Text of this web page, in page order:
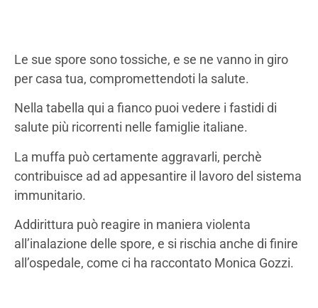
Le sue spore sono tossiche, e se ne vanno in giro
per casa tua, compromettendoti la salute.
Nella tabella qui a fianco puoi vedere i fastidi di
salute più ricorrenti nelle famiglie italiane.
La muffa può certamente aggravarli, perchè
contribuisce ad ad appesantire il lavoro del sistema
immunitario.
Addirittura può reagire in maniera violenta
all’inalazione delle spore, e si rischia anche di finire
all’ospedale, come ci ha raccontato Monica Gozzi.